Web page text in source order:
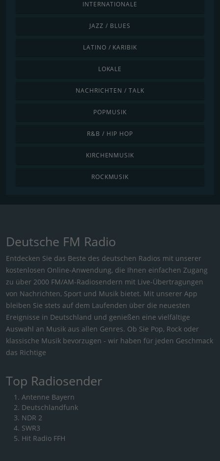
INTERNATIONALE
JAZZ / BLUES
LATINO / KARIBIK
LOKALE
NACHRICHTEN / TALK
POPMUSIK
R&B / HIP HOP
KIRCHENMUSIK
ROCKMUSIK
Deutsche FM Radio
Entdecken Sie das Beste des deutschen Radios mit unserer
kostenlosen Online-Anwendung, die Ihnen einfachen Zugang
zu über 2000 FM/AM-Radiosendern mit Live-Übertragungen
von Nachrichten, Sport und Musik bietet. Mit unserer App
bleiben Sie stets auf dem Laufenden über die neuesten
Ereignisse in Deutschland und genießen eine vielfältige
Auswahl an Musik aus allen Genres. Ob Sie Pop, Rock oder
klassische Musik bevorzugen - wir haben für jeden Geschmack
das Richtige
Top Radiosender
Antenne Bayern
Deutschlandfunk
NDR 2
SWR3
Hit Radio FFH